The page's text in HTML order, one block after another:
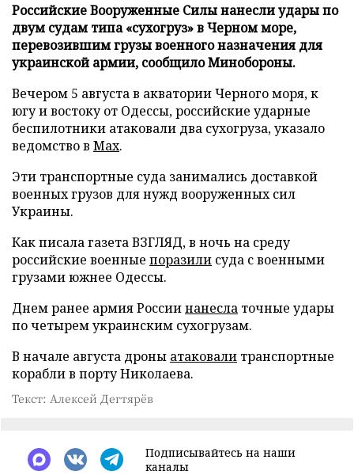
Российские Вооруженные Силы нанесли удары по
двум судам типа «сухогруз» в Черном море,
перевозившим грузы военного назначения для
украинской армии, сообщило Минобороны.
Вечером 5 августа в акватории Черного моря, к
югу и востоку от Одессы, российские ударные
беспилотники атаковали два сухогруза, указало
ведомство в Max.
Эти транспортные суда занимались доставкой
военных грузов для нужд вооруженных сил
Украины.
Как писала газета ВЗГЛЯД, в ночь на среду
российские военные поразили суда с военными
грузами южнее Одессы.
Днем ранее армия Россиинанесла точные удары
по четырем украинским сухогрузам.
В начале августа дроны атаковали транспортные
корабли в порту Николаева.
Текст: Алексей Дегтярёв
Подписывайтесь на наши
каналы